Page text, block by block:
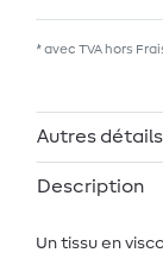
* avec TVA hors
Autres détails
Description
Un tissu en